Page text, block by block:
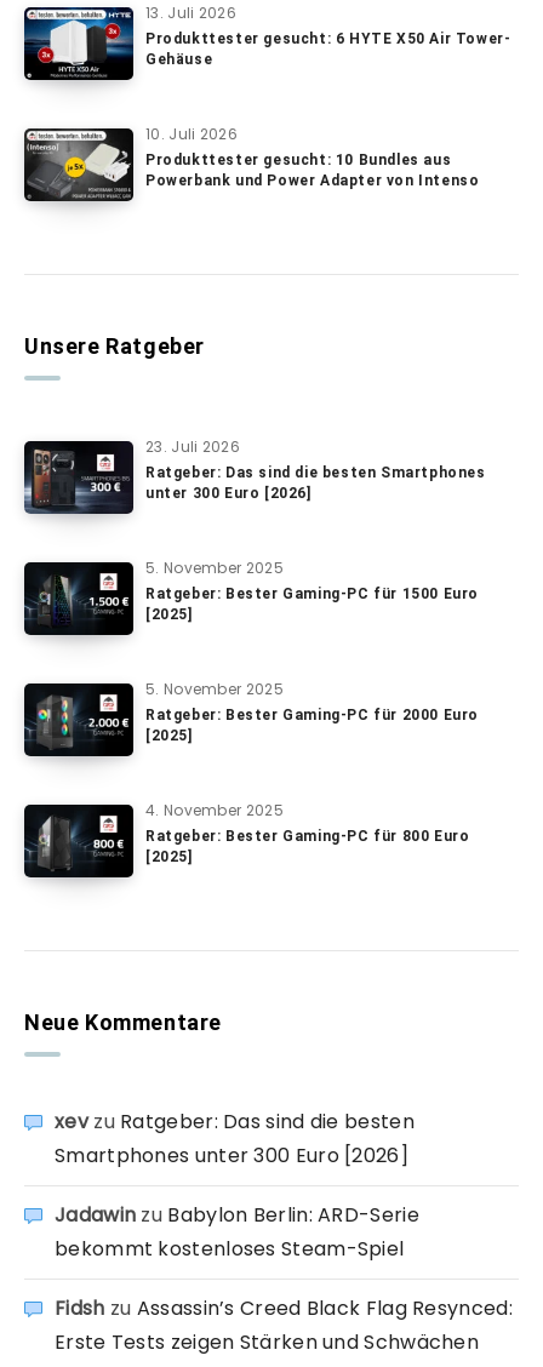
13. Juli 2026
Produkttester gesucht: 6 HYTE X50 Air Tower-
Gehäuse
10. Juli 2026
Produkttester gesucht: 10 Bundles aus
Powerbank und Power Adapter von Intenso
Unsere Ratgeber
23. Juli 2026
Ratgeber: Das sind die besten Smartphones
unter 300 Euro [2026]
5. November 2025
Ratgeber: Bester Gaming-PC für 1500 Euro
[2025]
5. November 2025
Ratgeber: Bester Gaming-PC für 2000 Euro
[2025]
4. November 2025
Ratgeber: Bester Gaming-PC für 800 Euro
[2025]
Neue Kommentare
xevzu Ratgeber: Das sind die besten
Smartphones unter 300 Euro [2026]
Jadawin zu Babylon Berlin: ARD-Serie
bekommt kostenloses Steam-Spiel
Fidsh zu Assassin’s Creed Black Flag Resynced:
Erste Tests zeigen Stärken und Schwächen